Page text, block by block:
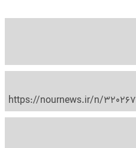
https://nournews.ir/n/320267